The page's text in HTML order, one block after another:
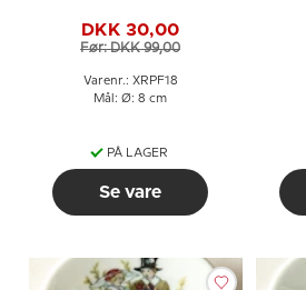
Värmland
DKK 30,00
Før: DKK 99,00
Varenr.: XRPF18
Mål: Ø: 8 cm
PÅ LAGER
Se vare